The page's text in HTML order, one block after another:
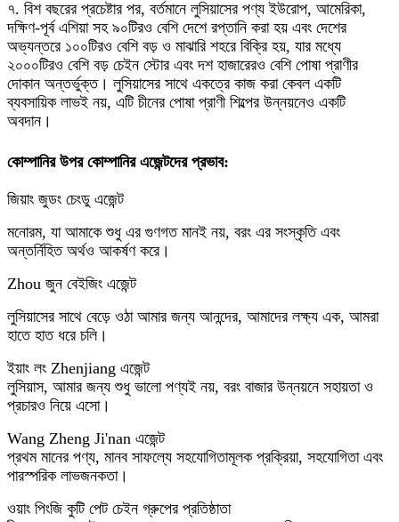
৭. বিশ বছরের প্রচেষ্টার পর, বর্তমানে লুসিয়াসের পণ্য ইউরোপ, আমেরিকা,
দক্ষিণ-পূর্ব এশিয়া সহ ৯০টিরও বেশি দেশে রপ্তানি করা হয় এবং দেশের
অভ্যন্তরে ১০০টিরও বেশি বড় ও মাঝারি শহরে বিক্রি হয়, যার মধ্যে
২০০০টিরও বেশি বড় চেইন স্টোর এবং দশ হাজারেরও বেশি পোষা প্রাণীর
দোকান অন্তর্ভুক্ত। লুসিয়াসের সাথে একত্রে কাজ করা কেবল একটি
ব্যবসায়িক লাভই নয়, এটি চীনের পোষা প্রাণী শিল্পের উন্নয়নেও একটি
অবদান।
কোম্পানির উপর কোম্পানির এজেন্টদের প্রভাব:
জিয়াং জুডং চেংডু এজেন্ট
মনোরম, যা আমাকে শুধু এর গুণগত মানই নয়, বরং এর সংস্কৃতি এবং
অন্তর্নিহিত অর্থও আকর্ষণ করে।
Zhou জুন বেইজিং এজেন্ট
লুসিয়াসের সাথে বেড়ে ওঠা আমার জন্য আনন্দের, আমাদের লক্ষ্য এক, আমরা
হাতে হাত ধরে চলি।
ইয়াং লং Zhenjiang এজেন্ট
লুসিয়াস, আমার জন্য শুধু ভালো পণ্যই নয়, বরং বাজার উন্নয়নে সহায়তা ও
প্রচারও নিয়ে এসো।
Wang Zheng Ji'nan এজেন্ট
প্রথম মানের পণ্য, মানব সাফল্যে সহযোগিতামূলক প্রক্রিয়া, সহযোগিতা এবং
পারস্পরিক লাভজনকতা।
ওয়াং পিংজি কুটি পেট চেইন গ্রুপের প্রতিষ্ঠাতা